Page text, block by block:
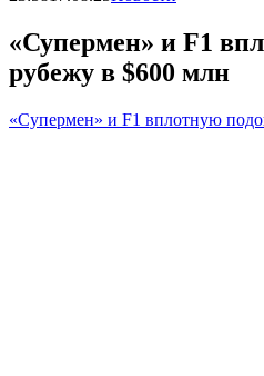
«Супермен» и F1
рубежу в $600 млн
«Супермен» и F1 вплотную